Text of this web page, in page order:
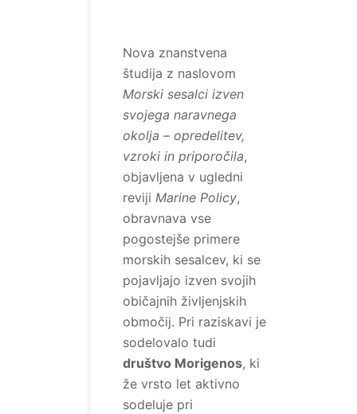
Nova znanstvena
študija z naslovom
Morski sesalci izven
svojega naravnega
okolja – opredelitev,
vzroki in priporočila,
objavljena v ugledni
reviji Marine Policy,
obravnava vse
pogostejše primere
morskih sesalcev, ki se
pojavljajo izven svojih
običajnih življenjskih
območij. Pri raziskavi je
sodelovalo tudi
društvo Morigenos, ki
že vrsto let aktivno
sodeluje pri